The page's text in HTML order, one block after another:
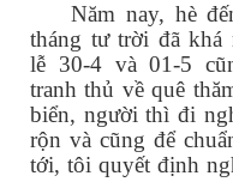
Năm nay, hè
tháng tư trời đã
lễ 30-4 và 01-5
tranh thủ về quê
biển, người thì đi
rộn và cũng để
tới, tôi quyết định